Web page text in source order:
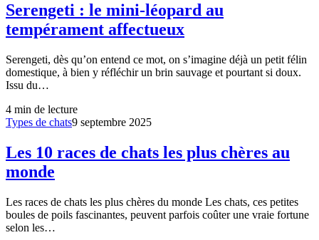
Serengeti : le mini-léopard au
tempérament affectueux
Serengeti, dès qu’on entend ce mot, on s’imagine déjà un petit félin
domestique, à bien y réfléchir un brin sauvage et pourtant si doux.
Issu du…
4 min de lecture
Types de chats9 septembre 2025
Les 10 races de chats les plus chères au
monde
Les races de chats les plus chères du monde Les chats, ces petites
boules de poils fascinantes, peuvent parfois coûter une vraie fortune
selon les…